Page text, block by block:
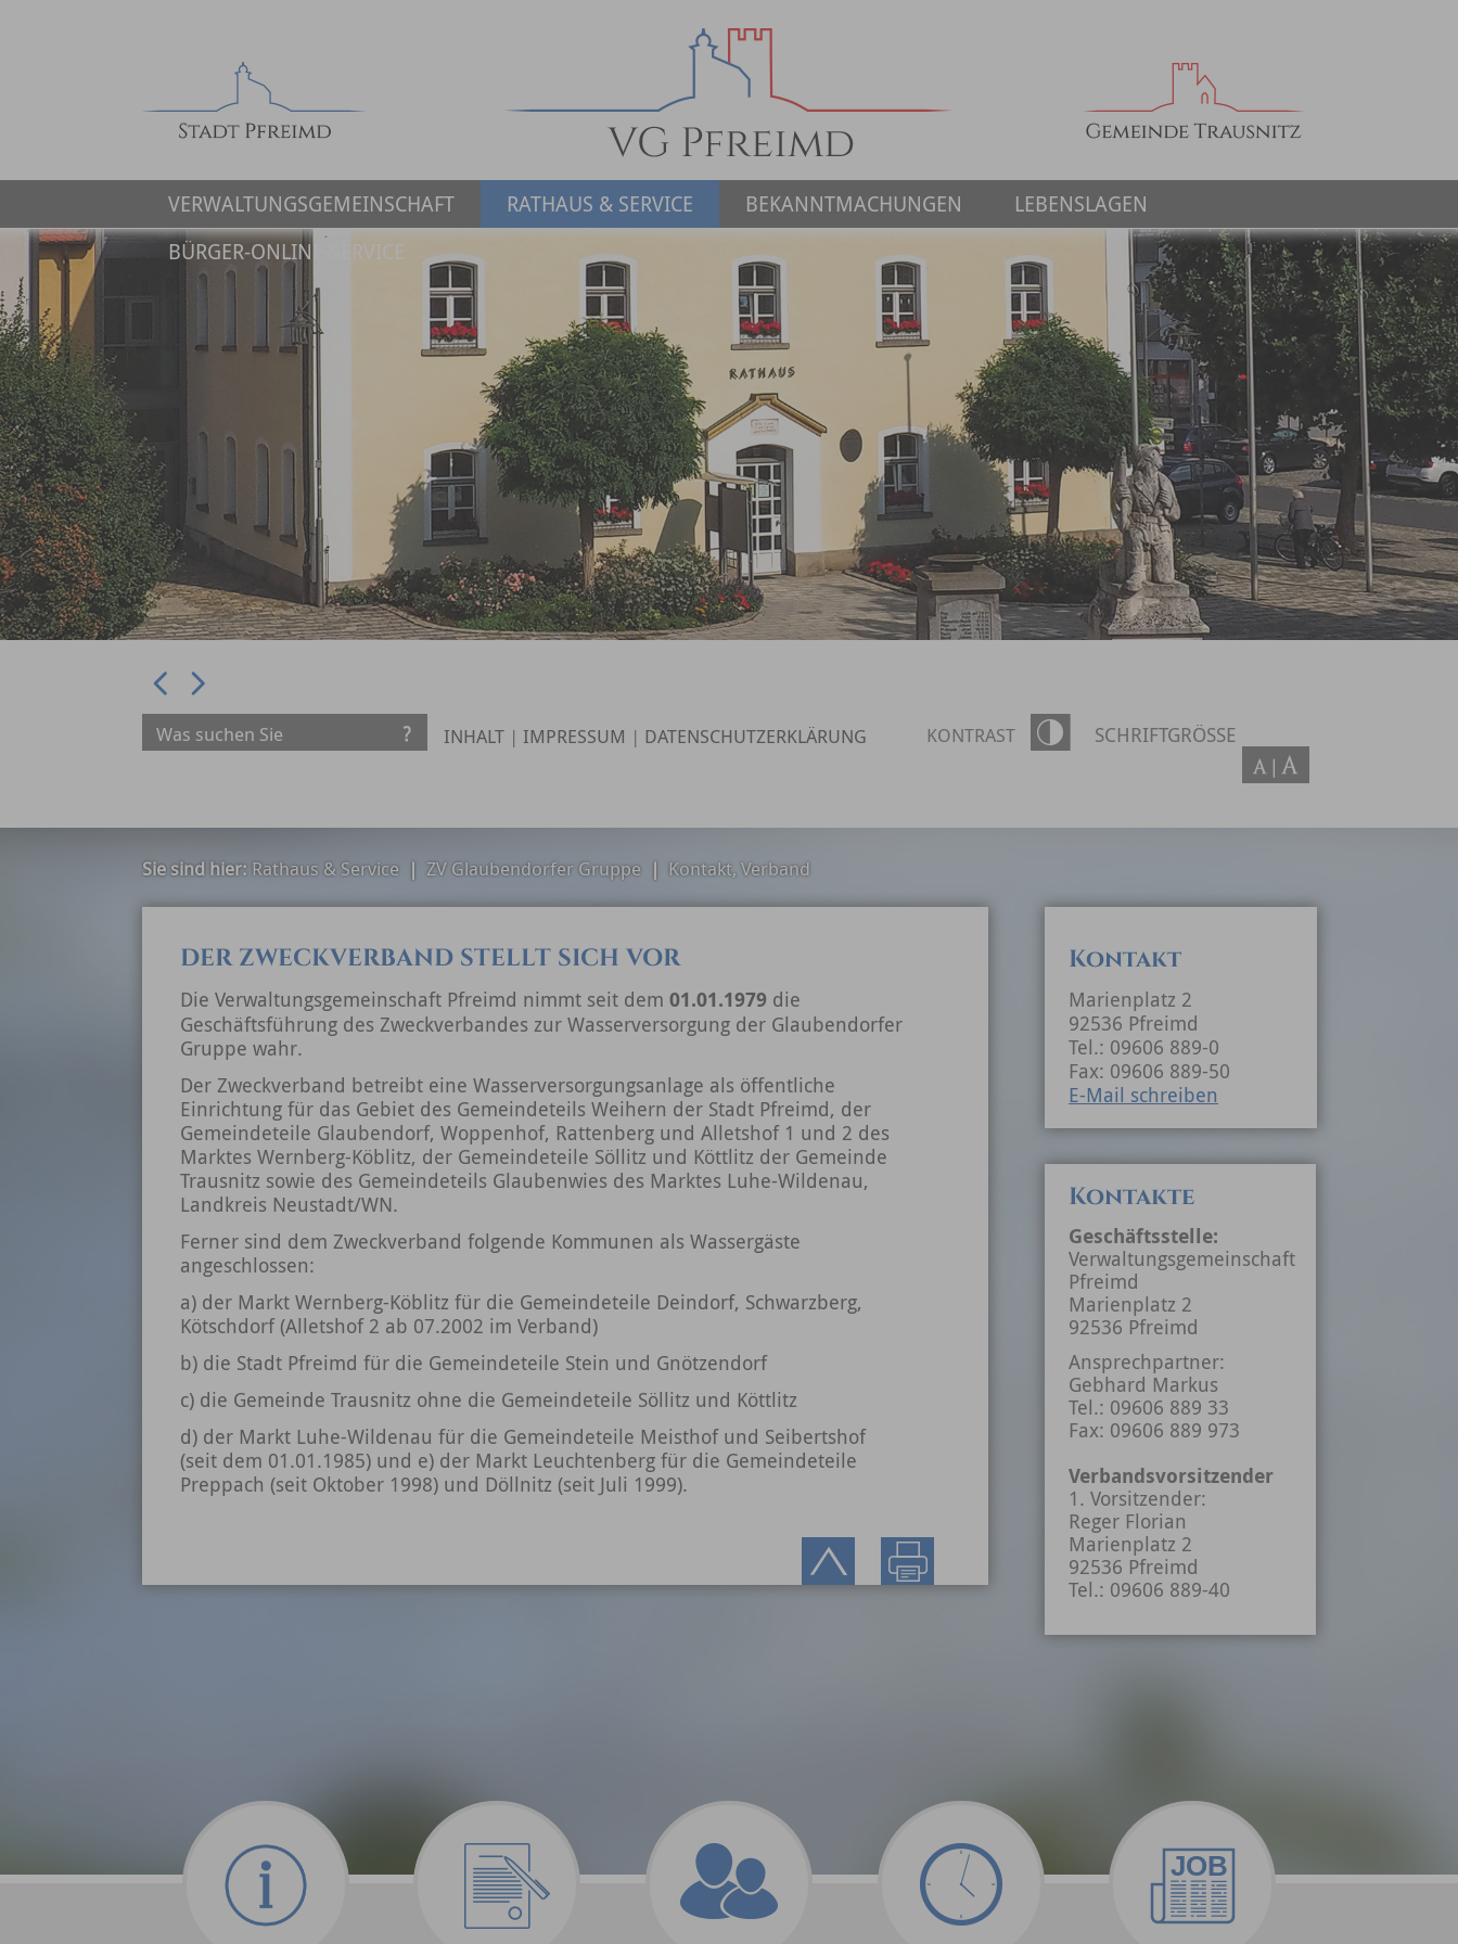
VERWALTUNGSGEMEINSCHAFT RATHAUS & SERVICE BEKANNTMACHUNGEN
LEBENSLAGEN
BÜRGER-ONLINE-SERVICE
Prev
INHALT| IMPRESSUM | DATENSCHUTZERKLÄRUNG KONTRAST SCHRIFTGRÖSSE
Sie sind hier: Rathaus & Service | ZV Glaubendorfer Gruppe | Kontakt, Verband
DER ZWECKVERBAND STELLT SICH VOR
Die Verwaltungsgemeinschaft Pfreimd nimmt seit dem 01.01.1979 die
Geschäftsführung des Zweckverbandes zur Wasserversorgung der Glaubendorfer
Gruppe wahr.
Der Zweckverband betreibt eine Wasserversorgungsanlage als öffentliche
Einrichtung für das Gebiet des Gemeindeteils Weihern der Stadt Pfreimd, der
Gemeindeteile Glaubendorf, Woppenhof, Rattenberg und Alletshof 1 und 2 des
Marktes Wernberg-Köblitz, der Gemeindeteile Söllitz und Köttlitz der Gemeinde
Trausnitz sowie des Gemeindeteils Glaubenwies des Marktes Luhe-Wildenau,
Landkreis Neustadt/WN.
Ferner sind dem Zweckverband folgende Kommunen als Wassergäste
angeschlossen:
a) der Markt Wernberg-Köblitz für die Gemeindeteile Deindorf, Schwarzberg,
Kötschdorf (Alletshof 2 ab 07.2002 im Verband)
b) die Stadt Pfreimd für die Gemeindeteile Stein und Gnötzendorf
c) die Gemeinde Trausnitz ohne die Gemeindeteile Söllitz und Köttlitz
d) der Markt Luhe-Wildenau für die Gemeindeteile Meisthof und Seibertshof
(seit dem 01.01.1985) und e) der Markt Leuchtenberg für die Gemeindeteile
Preppach (seit Oktober 1998) und Döllnitz (seit Juli 1999).
Kontakt
Marienplatz 2
92536 Pfreimd
Tel.: 09606 889-0
Fax: 09606 889-50
E-Mail schreiben
Kontakte
Geschäftsstelle:
Verwaltungsgemeinschaft
Pfreimd
Marienplatz 2
92536 Pfreimd
Ansprechpartner:
Gebhard Markus
Tel.: 09606 889 33
Fax: 09606 889 973
Verbandsvorsitzender
1. Vorsitzender:
Reger Florian
Marienplatz 2
92536 Pfreimd
Tel.: 09606 889-40